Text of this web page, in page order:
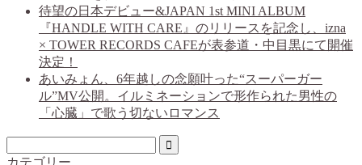
待望の日本デビュー&JAPAN 1st MINI ALBUM
『HANDLE WITH CARE』のリリースを記念し、izna
× TOWER RECORDS CAFEが表参道・中目黒にて開催
決定！
あいみょん、6年越しの念願叶った“スーパーガー
ル”MV公開。イルミネーションで形作られた男性の
「心臓」で歌う切ないロマンス
カテゴリー